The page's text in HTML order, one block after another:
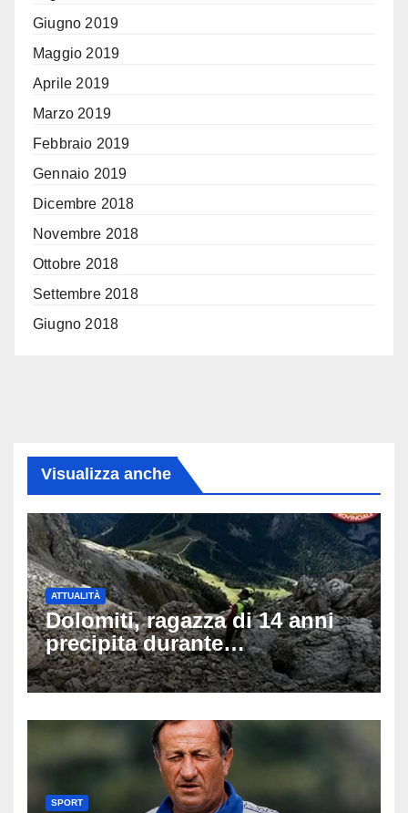
Giugno 2019
Maggio 2019
Aprile 2019
Marzo 2019
Febbraio 2019
Gennaio 2019
Dicembre 2018
Novembre 2018
Ottobre 2018
Settembre 2018
Giugno 2018
Visualizza anche
ATTUALITÀ
Dolomiti, ragazza di 14 anni
precipita durante
un’escursione: tragedia sul
Latemar davanti alla famiglia
SPORT